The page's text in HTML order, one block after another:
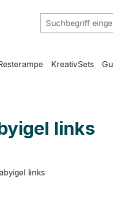
KreativSets
links